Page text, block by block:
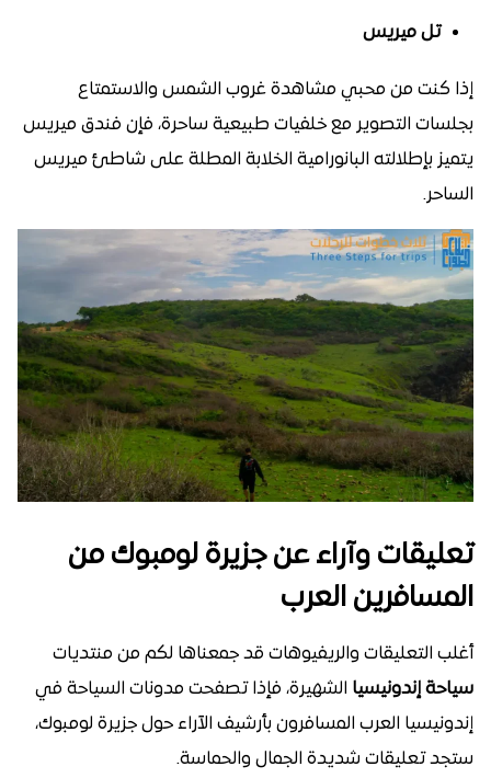
تل ميريس
إذا كنت من محبي مشاهدة غروب الشمس والاستمتاع
بجلسات التصوير مع خلفيات طبيعية ساحرة، فإن فندق ميريس
يتميز بإطلالته البانورامية الخلابة المطلة على شاطئ ميريس
الساحر.
تعليقات وآراء عن جزيرة لومبوك من
المسافرين العرب
أغلب التعليقات والريفيوهات قد جمعناها لكم من منتديات
سياحة إندونيسيا الشهيرة، فإذا تصفحت مدونات السياحة في
إندونيسيا العرب المسافرون بأرشيف الآراء حول جزيرة لومبوك،
ستجد تعليقات شديدة الجمال والحماسة.